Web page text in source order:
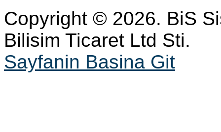
Copyright © 2026. BiS
Bilisim Ticaret Ltd Sti.
Sayfanin Basina Git